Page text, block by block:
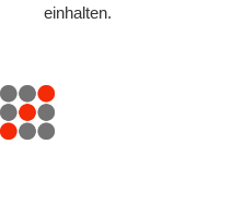
einhalten.